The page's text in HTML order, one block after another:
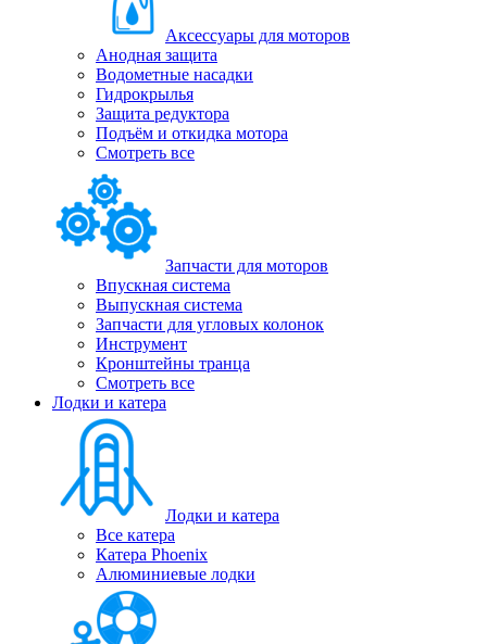
Аксессуары для моторов
Анодная защита
Водометные насадки
Гидрокрылья
Защита редуктора
Подъём и откидка мотора
Смотреть все
Запчасти для моторов
Впускная система
Выпускная система
Запчасти для угловых колонок
Инструмент
Кронштейны транца
Смотреть все
Лодки и катера
Лодки и катера
Все катера
Катера Phoenix
Алюминиевые лодки